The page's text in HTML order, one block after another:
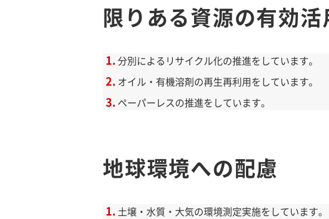
限りある資源の有効活
分別によるリサイクル化の推進をしています。
オイル・有機溶剤の再生再利用をしています。
ペーパーレスの推進をしています。
地球環境への配慮
土壌・水質・大気の環境測定実施をしています。